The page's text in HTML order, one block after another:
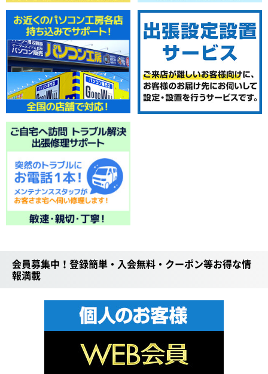
会員募集中！登録簡単・入会無料・クーポン等お得な情
報満載